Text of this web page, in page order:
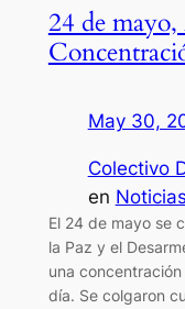
24 de
May 30,
Colectivo
en Noticias
El 24 de mayo se
la Paz y el
una
día. Se colgaron